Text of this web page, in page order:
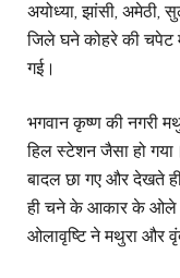
अयोध्या, झांसी, अमेठी,
जिले घने कोहरे की चपेट
गई।
भगवान कृष्ण की नगरी
हिल स्टेशन जैसा हो
बादल छा गए और देखते
ही चने के आकार के ओले
ओलावृष्टि ने मथुरा और